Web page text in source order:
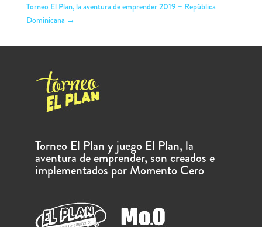
Torneo El Plan, la aventura de emprender 2019 – República
Dominicana →
Torneo El Plan y juego El Plan, la
aventura de emprender, son creados e
implementados por Momento Cero